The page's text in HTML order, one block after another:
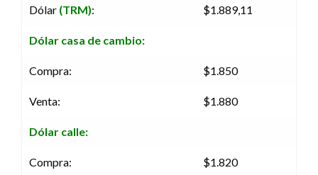
Dólar (TRM): $1.889,11
Dólar casa de cambio:
Compra: $1.850
Venta: $1.880
Dólar calle:
Compra: $1.820